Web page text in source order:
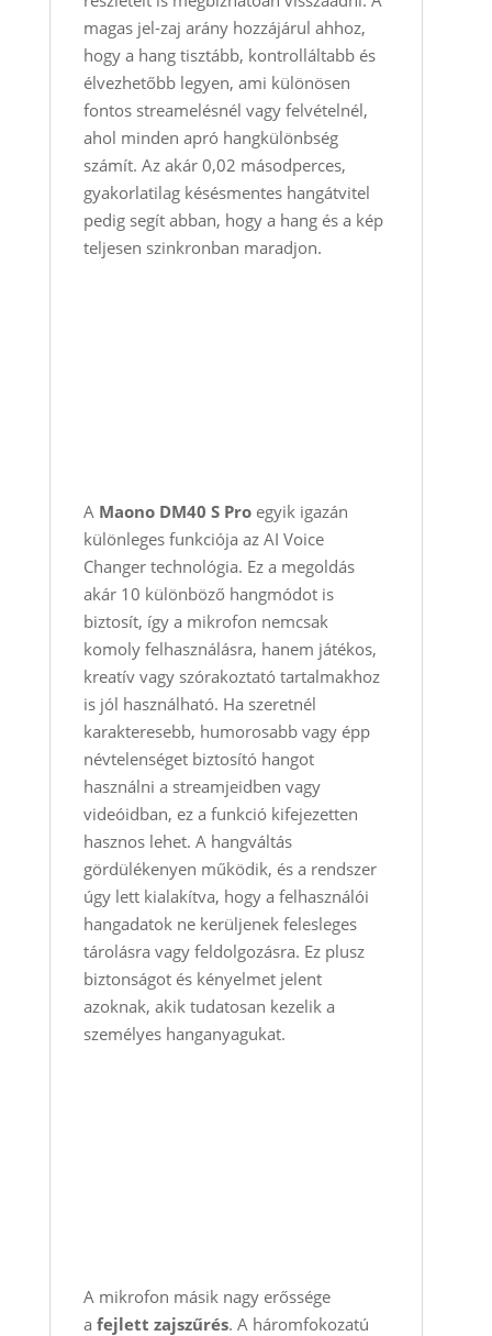
magas jel-zaj arány hozzájárul ahhoz,
hogy a hang tisztább, kontrolláltabb és
élvezhetőbb legyen, ami különösen
fontos streamelésnél vagy felvételnél,
ahol minden apró hangkülönbség
számít. Az akár 0,02 másodperces,
gyakorlatilag késésmentes hangátvitel
pedig segít abban, hogy a hang és a kép
teljesen szinkronban maradjon.
A Maono DM40 S Proegyik igazán
különleges funkciója az AI Voice
Changer technológia. Ez a megoldás
akár 10 különböző hangmódot is
biztosít, így a mikrofon nemcsak
komoly felhasználásra, hanem játékos,
kreatív vagy szórakoztató tartalmakhoz
is jól használható. Ha szeretnél
karakteresebb, humorosabb vagy épp
névtelenséget biztosító hangot
használni a streamjeidben vagy
videóidban, ez a funkció kifejezetten
hasznos lehet. A hangváltás
gördülékenyen működik, és a rendszer
úgy lett kialakítva, hogy a felhasználói
hangadatok ne kerüljenek felesleges
tárolásra vagy feldolgozásra. Ez plusz
biztonságot és kényelmet jelent
azoknak, akik tudatosan kezelik a
személyes hanganyagukat.
A mikrofon másik nagy erőssége
a fejlett zajszűrés. A háromfokozatú